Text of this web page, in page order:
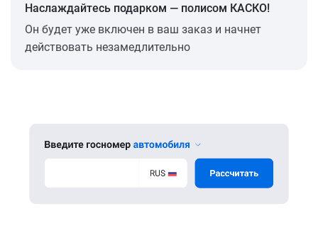
Наслаждайтесь подарком — полисом КАСКО!
Он будет уже включен в ваш заказ и начнет
действовать незамедлительно